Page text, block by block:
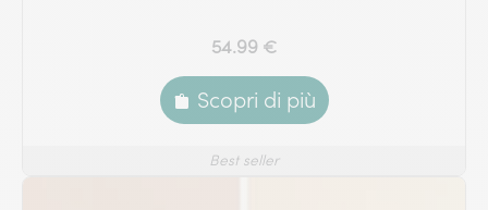
54.99 €
Scopri di più
Best seller